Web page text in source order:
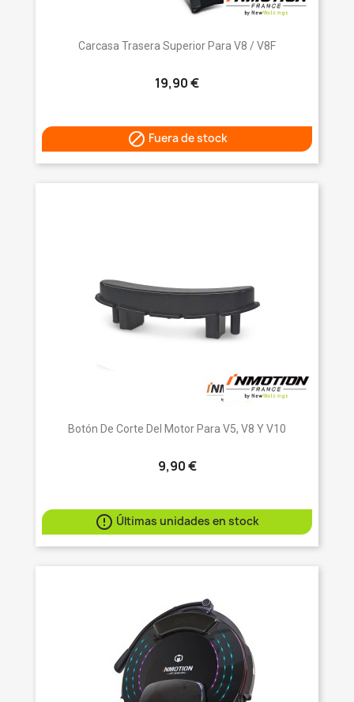
Carcasa Trasera Superior Para V8 / V8F
19,90 €
 Fuera de stock
Botón De Corte Del Motor Para V5, V8 Y V10
9,90 €
 Últimas unidades en stock